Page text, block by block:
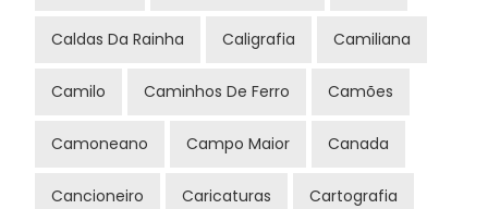
Caldas Da Rainha Caligrafia Camiliana
Camilo Caminhos De Ferro Camões
Camoneano Campo Maior Canada
Cancioneiro Caricaturas Cartografia